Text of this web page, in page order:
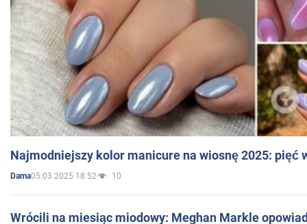
Najmodniejszy kolor manicure na wiosnę 2025: pięć
Dama05.03.2025 18:52 10
Wrócili na miesiąc miodowy: Meghan Markle